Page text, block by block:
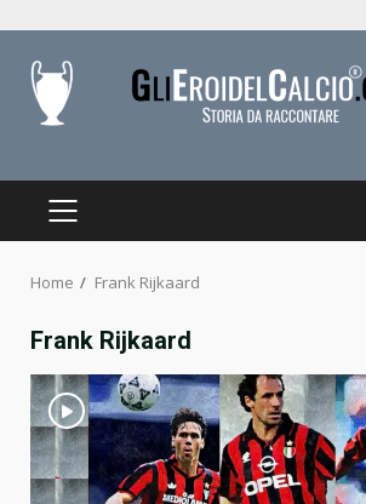
content
PRIMARY
Home Frank Rijkaard
Frank Rijkaard